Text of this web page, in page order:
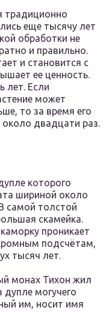
традиционно
еще тысячу лет
обработки не
и правильно.
и становится с
ее ценность.
лет. Если
может
то за время его
двадцати раз.
которого
шириной около
самой толстой
скамейка.
проникает
подсчётам,
тысяч лет.
монах Тихон жил
могучего
им, носит имя